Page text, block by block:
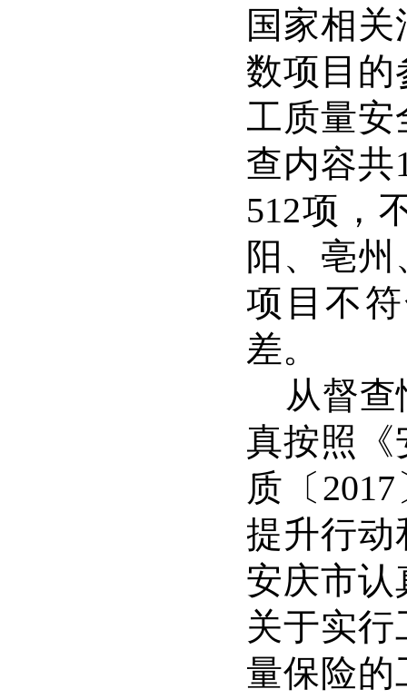
国家相
数项目的
工质量安
查内容共
512项，
阳、亳
项目不
差。
从督
真按照《
质〔 2017
提升行动
安庆市认
关于实
量保险的